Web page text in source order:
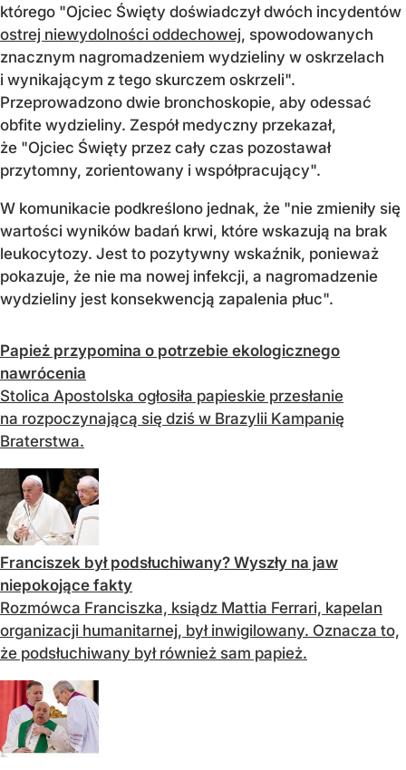
którego "Ojciec Święty doświadczył dwóch incydentów
ostrej niewydolności oddechowej, spowodowanych
znacznym nagromadzeniem wydzieliny w oskrzelach
i wynikającym z tego skurczem oskrzeli".
Przeprowadzono dwie bronchoskopie, aby odessać
obfite wydzieliny. Zespół medyczny przekazał,
że "Ojciec Święty przez cały czas pozostawał
przytomny, zorientowany i współpracujący".
W komunikacie podkreślono jednak, że "nie zmieniły się
wartości wyników badań krwi, które wskazują na brak
leukocytozy. Jest to pozytywny wskaźnik, ponieważ
pokazuje, że nie ma nowej infekcji, a nagromadzenie
wydzieliny jest konsekwencją zapalenia płuc".
Papież przypomina o potrzebie ekologicznego
nawrócenia
Stolica Apostolska ogłosiła papieskie przesłanie
na rozpoczynającą się dziś w Brazylii Kampanię
Braterstwa.
Franciszek był podsłuchiwany? Wyszły na jaw
niepokojące fakty
Rozmówca Franciszka, ksiądz Mattia Ferrari, kapelan
organizacji humanitarnej, był inwigilowany. Oznacza to,
że podsłuchiwany był również sam papież.